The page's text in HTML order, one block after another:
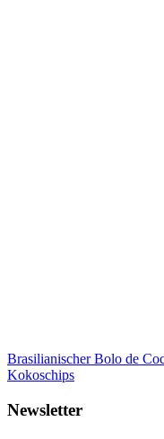
Brasilianischer Bolo de
Kokoschips
Newsletter